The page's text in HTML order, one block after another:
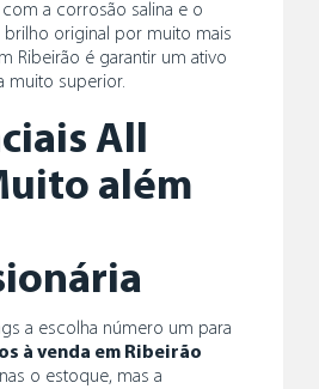
Home
Barcos
Novos
Serviços
Completo para Sua Embarcação
Manutenção
de Barcos
a corrosão salina e o
original por muito mais
Ribeirão é garantir um ativo
muito superior.
All
além
a escolha número um para
à venda em Ribeirão
o estoque, mas a